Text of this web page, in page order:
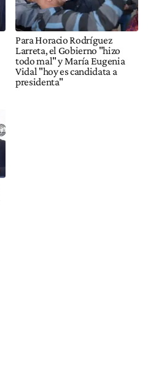
Para Horacio Rodríguez
Larreta, el Gobierno "hizo
todo mal" y María Eugenia
Vidal "hoy es candidata a
presidenta"